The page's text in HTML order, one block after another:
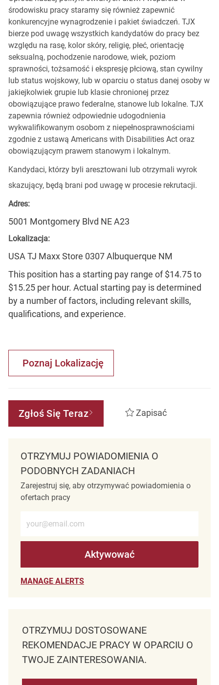
środowisku pracy staramy się również zapewnić
konkurencyjne wynagrodzenie i pakiet świadczeń. TJX
bierze pod uwagę wszystkich kandydatów do pracy bez
względu na rasę, kolor skóry, religię, płeć, orientację
seksualną, pochodzenie narodowe, wiek, poziom
sprawności, tożsamość i ekspresję płciową, stan cywilny
lub status wojskowy, lub w oparciu o status danej osoby w
jakiejkolwiek grupie lub klasie chronionej przez
obowiązujące prawo federalne, stanowe lub lokalne. TJX
zapewnia również odpowiednie udogodnienia
wykwalifikowanym osobom z niepełnosprawnościami
zgodnie z ustawą Americans with Disabilities Act oraz
obowiązującym prawem stanowym i lokalnym.
Kandydaci, którzy byli aresztowani lub otrzymali wyrok
skazujący, będą brani pod uwagę w procesie rekrutacji.
Adres:
5001 Montgomery Blvd NE A23
Lokalizacja:
USA TJ Maxx Store 0307 Albuquerque NM
This position has a starting pay range of $14.75 to
$15.25 per hour. Actual starting pay is determined
by a number of factors, including relevant skills,
qualifications, and experience.
Poznaj Lokalizację
Zgłoś Się Teraz Zapisać
OTRZYMUJ POWIADOMIENIA O
PODOBNYCH ZADANIACH
Zarejestruj się, aby otrzymywać powiadomienia o
ofertach pracy
Aktywować
MANAGE ALERTS
OTRZYMUJ DOSTOSOWANE
REKOMENDACJE PRACY W OPARCIU O
TWOJE ZAINTERESOWANIA.